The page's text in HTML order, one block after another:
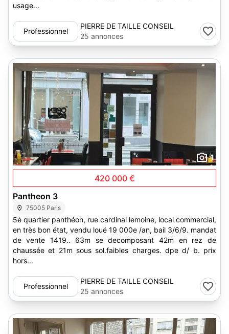
usage...
Professionnel
PIERRE DE TAILLE CONSEIL
IMMOBILIER
25 annonces
1
420 000 €
Pantheon 3
75005 Paris
5è quartier panthéon, rue cardinal lemoine, local commercial,
en très bon état, vendu loué 19 000e /an, bail 3/6/9. mandat
de vente 1419.. 63m se decomposant 42m en rez de
chaussée et 21m sous sol.faibles charges. dpe d/ b. prix
hors...
Professionnel
PIERRE DE TAILLE CONSEIL
IMMOBILIER
25 annonces